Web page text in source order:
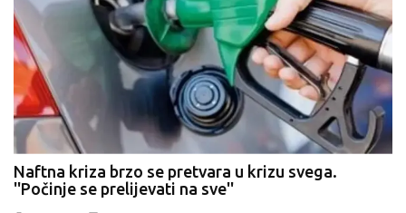
Naftna kriza brzo se pretvara u krizu svega.
''Počinje se prelijevati na sve''